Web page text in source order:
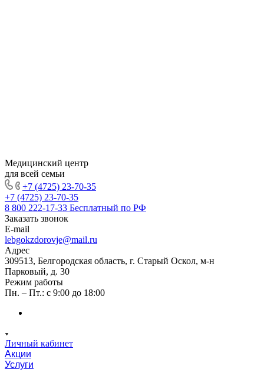
Медицинский центр
для всей семьи
+7 (4725) 23-70-35
+7 (4725) 23-70-35
8 800 222-17-33 Бесплатный по РФ
Заказать звонок
E-mail
lebgokzdorovje@mail.ru
Адрес
309513, Белгородская область, г. Старый Оскол, м-н
Парковый, д. 30
Режим работы
Пн. – Пт.: с 9:00 до 18:00
Личный кабинет
Акции
Услуги